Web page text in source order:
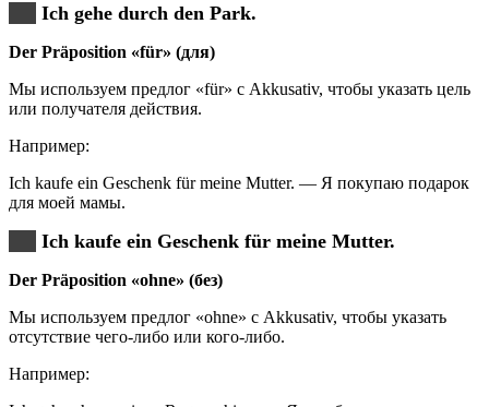
Ich gehe durch den Park.
Der Präposition «für» (для)
Мы используем предлог «für» с Akkusativ, чтобы указать цель
или получателя действия.
Например:
Ich kaufe ein Geschenk für meine Mutter. — Я покупаю подарок
для моей мамы.
Ich kaufe ein Geschenk für meine Mutter.
Der Präposition «ohne» (без)
Мы используем предлог «ohne» с Akkusativ, чтобы указать
отсутствие чего-либо или кого-либо.
Например: